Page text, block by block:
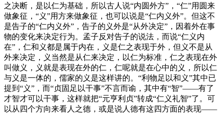
之决断，是以仁为基础，所以古人说“内圆外方”，“仁”用圆来
做象征，“义”用方来做象征，也可以说是“仁内义外”。但这不
是告子的“仁内义外”，告子的义外是“从外决定”，因着外在事
物的变化来决定行为。孟子反对告子的说法，而说“仁义内
在”，仁和义都是属于内在，义是仁之表现于外，但义不是从
外来决定，义当然是从仁来决定，以仁为标准，仁之表现在外
叫做义，义就是表现在外的仁，仁呢就是在心中的义，所以仁
与义是一体的，儒家的义是这样讲的。“利物足以和义”其中已
提到“义”，而“贞固足以干事”不言而谕，其中有“智”——有了
才智才可以干事，这样就把“元亨利贞”转成“仁义礼智”了。可
以从四个方向来看人之德，或是说人德有这四方面的表现——